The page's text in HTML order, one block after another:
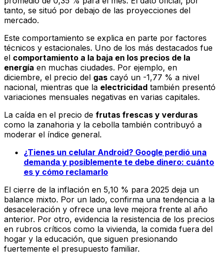
tanto, se situó por debajo de las proyecciones del
mercado.
Este comportamiento se explica en parte por factores
técnicos y estacionales. Uno de los más destacados fue
el comportamiento a la baja en los precios de la
energía en muchas ciudades. Por ejemplo, en
diciembre, el precio del gas cayó un -1,77 % a nivel
nacional, mientras que la electricidad también presentó
variaciones mensuales negativas en varias capitales.
La caída en el precio de frutas frescas y verduras
como la zanahoria y la cebolla también contribuyó a
moderar el índice general.
¿Tienes un celular Android? Google perdió una
demanda y posiblemente te debe dinero: cuánto
es y cómo reclamarlo
El cierre de la inflación en 5,10 % para 2025 deja un
balance mixto. Por un lado, confirma una tendencia a la
desaceleración y ofrece una leve mejora frente al año
anterior. Por otro, evidencia la resistencia de los precios
en rubros críticos como la vivienda, la comida fuera del
hogar y la educación, que siguen presionando
fuertemente el presupuesto familiar.